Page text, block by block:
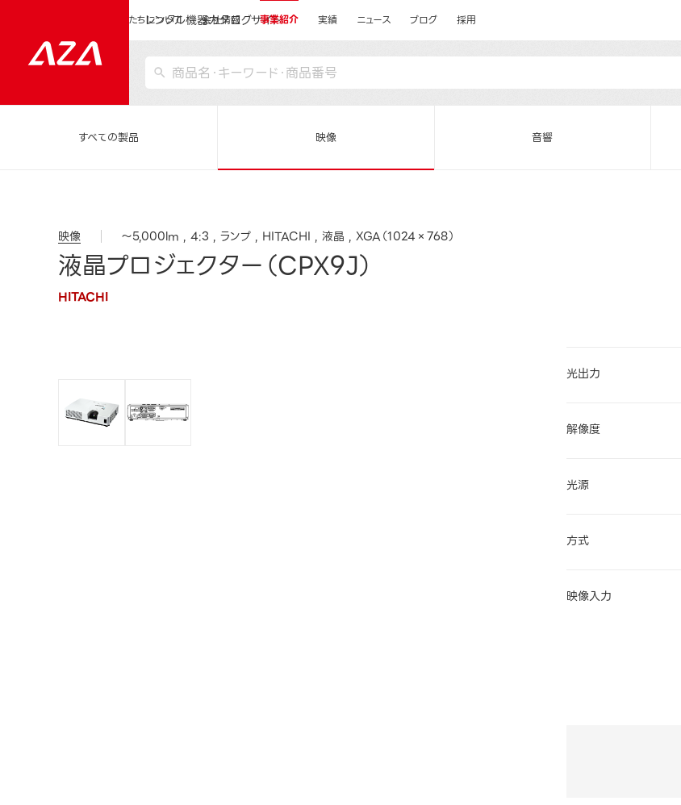
レンタル機器カタログサイト
私たちについて 会社情報 事業紹介 実績 ニュース ブログ 採用
すべての製品 映像 音響
映像 ～5,000lm 4:3 ランプ HITACHI 液晶 XGA（1024×768）
液晶プロジェクター（CPX9J）
HITACHI
光出力
解像度
光源
方式
映像入力